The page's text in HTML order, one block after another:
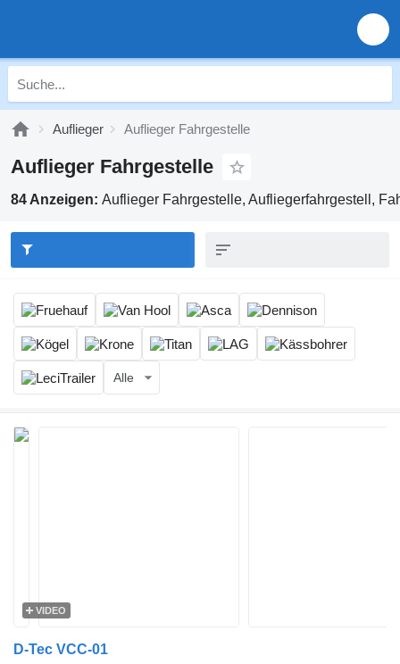
Auflieger Auflieger Fahrgestelle
Auflieger Fahrgestelle
84 Anzeigen: Auflieger Fahrgestelle, Aufliegerfahrgestell,
Alle
VIDEO
D-Tec VCC-01